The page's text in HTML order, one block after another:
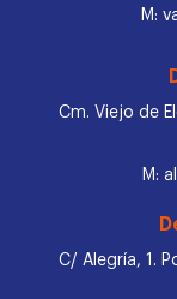
M:
Cm. Viejo de
M:
C/ Alegría, 1.